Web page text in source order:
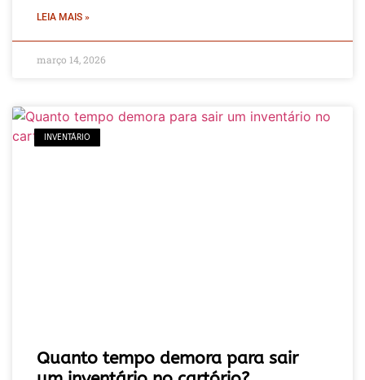
LEIA MAIS »
março 14, 2026
INVENTÁRIO
Quanto tempo demora para sair